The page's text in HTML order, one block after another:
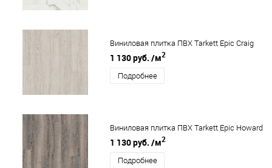
Виниловая плитка ПВХ Tarkett Epic Craig
1 130 руб. /м2
Подробнее
Виниловая плитка ПВХ Tarkett Epic Howard
1 130 руб. /м2
Подробнее